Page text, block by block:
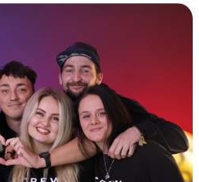
Jak už z názvu